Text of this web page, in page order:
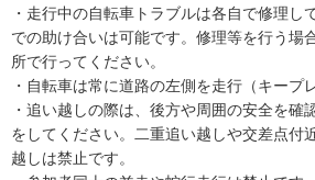
・走行中の自転車トラブルは各自で修理し
での助け合いは可能です。修理等を行う場
所で行ってください。
・自転車は常に道路の左側を走行（キープ
・追い越しの際は、後方や周囲の安全を確
をしてください。二重追い越しや交差点付
越しは禁止です。